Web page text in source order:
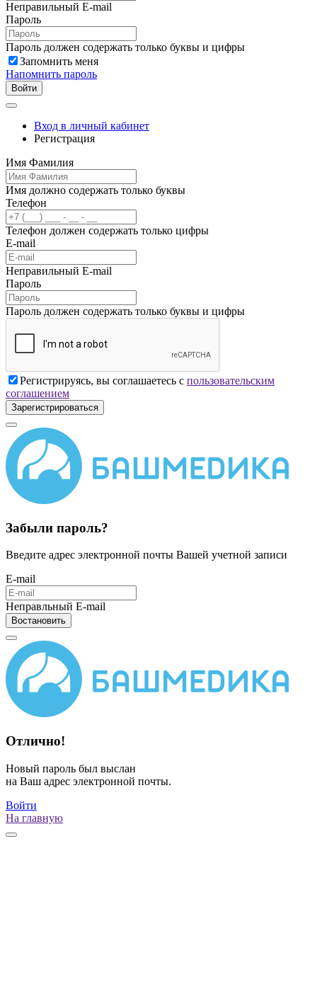
Неправильный E-mail
Пароль
Пароль должен содержать только буквы и цифры
Запомнить меня
Напомнить пароль
Войти
Вход в личный кабинет
Регистрация
Имя Фамилия
Имя должно содержать только буквы
Телефон
Телефон должен содержать только цифры
E-mail
Неправильный E-mail
Пароль
Пароль должен содержать только буквы и цифры
Регистрируясь, вы соглашаетесь с пользовательским
соглашением
Зарегистрироваться
Забыли пароль?
Введите адрес электронной почты Вашей учетной записи
E-mail
Неправльный E-mail
Востановить
Отлично!
Новый пароль был выслан
на Ваш адрес электронной почты.
Войти
На главную